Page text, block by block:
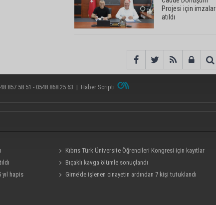
Projesi için imzalar
atıldı
857 58 51 - 0548 868 25 63 | Haber Scripti
Kıbrıs Türk Üniversite Öğrencileri Kongresi için kayıtlar
sürüyor
Bıçaklı kavga ölümle sonuçlandı
yıl hapis
Girne’de işlenen cinayetin ardından 7 kişi tutuklandı